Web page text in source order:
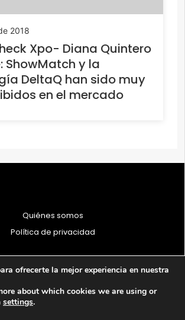
2018
Xpo- Diana Quintero
ShowMatch y la
DeltaQ han sido muy
en el mercado
Quiénes somos
Política de privacidad
PRODU - Todos los derechos reservados
ofrecerte la mejor experiencia en nuestra
about which cookies we are using or
settings.